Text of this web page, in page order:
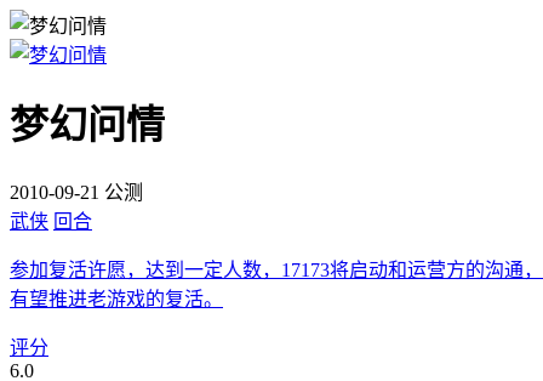
梦幻问情
2010-09-21 公测
武侠 回合
参加复活许愿，达到一定人数，17173将启动和运营方的沟通，
有望推进老游戏的复活。
评分
6.0